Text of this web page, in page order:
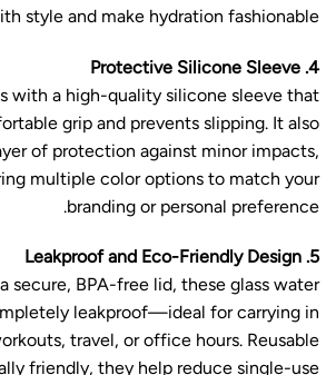
style and make hydration fashionable.
4. Protective Silicone Sleeve
with a high-quality silicone sleeve that
grip and prevents slipping. It also
of protection against minor impacts,
multiple color options to match your
branding or personal preference.
5. Leakproof and Eco-Friendly Design
secure, BPA-free lid, these glass water
leakproof—ideal for carrying in
travel, or office hours. Reusable
friendly, they help reduce single-use